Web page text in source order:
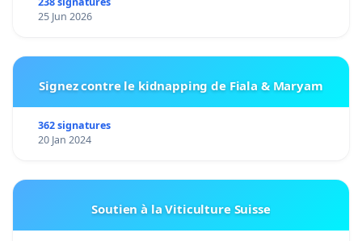
25 Jun 2026
Signez contre le kidnapping de Fiala & Maryam
362 signatures
20 Jan 2024
Soutien à la Viticulture Suisse